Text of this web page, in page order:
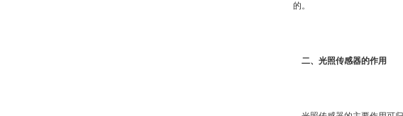
的。
二、光照传感器的作用